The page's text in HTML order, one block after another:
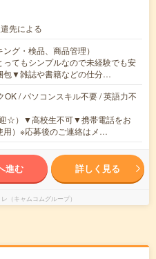
先による
グ・検品、商品管理）
てもシンプルなので未経験でも安
包▼雑誌や書籍などの仕分…
OK / パソコンスキル不要 / 英語力不
☆）▼高校生不可▼携帯電話をお
用）※応募後のご連絡はメ…
進む 詳しく見る
（キャムコムグループ）